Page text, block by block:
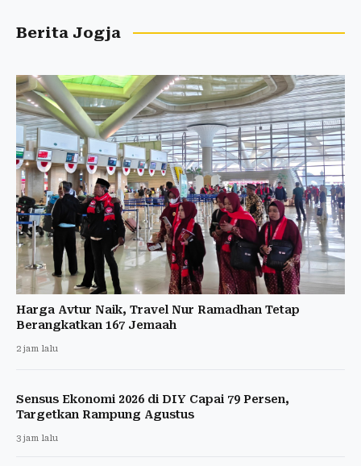
Berita Jogja
Harga Avtur Naik, Travel Nur Ramadhan Tetap
Berangkatkan 167 Jemaah
2 jam lalu
Sensus Ekonomi 2026 di DIY Capai 79 Persen,
Targetkan Rampung Agustus
3 jam lalu